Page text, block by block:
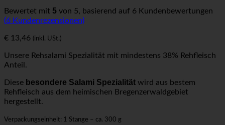
Bewertet mit 5 von 5, basierend auf 6 Kundenbewertungen
(6 Kundenrezensionen)
€ 13,46 (inkl. USt.)
Unsere Rehsalami Spezialität mit mindestens 38% Rehfleisch
Anteil.
Diese besondere Salami Spezialität wird aus bestem
Rehfleisch aus dem heimischen Bregenzerwaldgebiet
hergestellt.
Verpackungseinheit: 1 Stange – ca. 300 g